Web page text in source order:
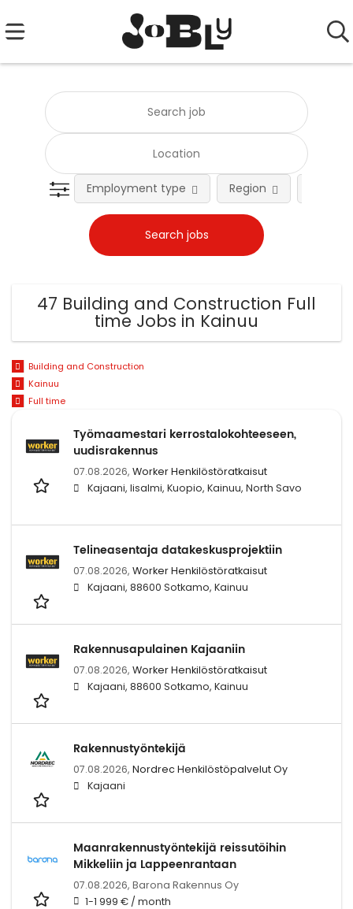
Employment type Region
47 Building and Construction Full
time Jobs in Kainuu
Building and Construction
Kainuu
Full time
Työmaamestari kerrostalokohteeseen,
uudisrakennus
07.08.2026, Worker Henkilöstöratkaisut
Kajaani, Iisalmi, Kuopio, Kainuu, North Savo
Telineasentaja datakeskusprojektiin
07.08.2026, Worker Henkilöstöratkaisut
Kajaani, 88600 Sotkamo, Kainuu
Rakennusapulainen Kajaaniin
07.08.2026, Worker Henkilöstöratkaisut
Kajaani, 88600 Sotkamo, Kainuu
Rakennustyöntekijä
07.08.2026, Nordrec Henkilöstöpalvelut Oy
Kajaani
Maanrakennustyöntekijä reissutöihin
Mikkeliin ja Lappeenrantaan
07.08.2026, Barona Rakennus Oy
1-1 999 € / month